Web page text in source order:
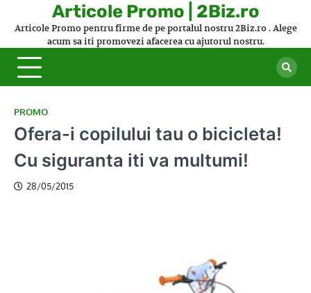
Articole Promo | 2Biz.ro
Articole Promo pentru firme de pe portalul nostru 2Biz.ro . Alege
acum sa iti promovezi afacerea cu ajutorul nostru.
PROMO
Ofera-i copilului tau o bicicleta!
Cu siguranta iti va multumi!
28/05/2015